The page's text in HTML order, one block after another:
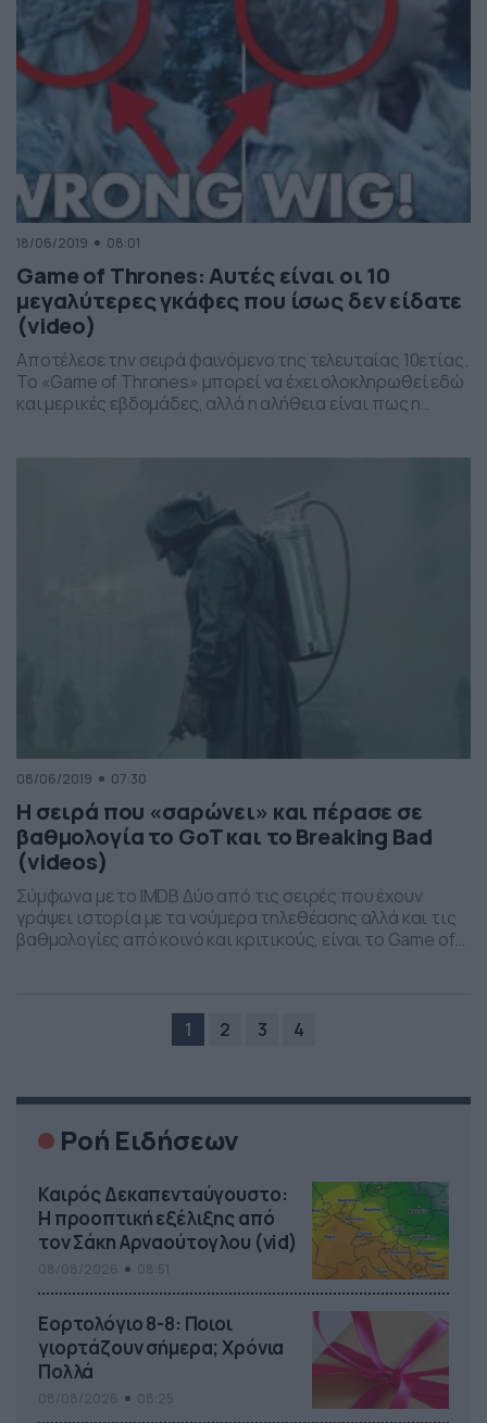
18/06/2019 08:01
Game of Thrones: Αυτές είναι οι 10
μεγαλύτερες γκάφες που ίσως δεν είδατε
(video)
Αποτέλεσε την σειρά φαινόμενο της τελευταίας 10ετίας.
Το «Game of Thrones» μπορεί να έχει ολοκληρωθεί εδώ
και μερικές εβδομάδες, αλλά η αλήθεια είναι πως η
08/06/2019 07:30
Η σειρά που «σαρώνει» και πέρασε σε
βαθμολογία το GoT και το Breaking Bad
(videos)
Σύμφωνα με το IMDB Δύο από τις σειρές που έχουν
γράψει ιστορία με τα νούμερα τηλεθέασης αλλά και τις
βαθμολογίες από κοινό και κριτικούς, είναι το Game of
καταλαβαίνετε η υπόθεση έχει […]
1 2 3 4
Ροή Ειδήσεων
Καιρός Δεκαπενταύγουστο:
Η προοπτική εξέλιξης από
τον Σάκη Αρναούτογλου (vid)
Εορτολόγιο 8-8: Ποιοι
γιορτάζουν σήμερα; Χρόνια
Πολλά